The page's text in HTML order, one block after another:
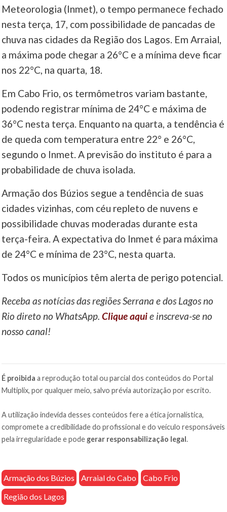
Meteorologia (Inmet), o tempo permanece fechado
nesta terça, 17, com possibilidade de pancadas de
chuva nas cidades da Região dos Lagos. Em Arraial,
a máxima pode chegar a 26°C e a mínima deve ficar
nos 22°C, na quarta, 18.
Em Cabo Frio, os termômetros variam bastante,
podendo registrar mínima de 24°C e máxima de
36°C nesta terça. Enquanto na quarta, a tendência é
de queda com temperatura entre 22° e 26°C,
segundo o Inmet. A previsão do instituto é para a
probabilidade de chuva isolada.
Armação dos Búzios segue a tendência de suas
cidades vizinhas, com céu repleto de nuvens e
possibilidade chuvas moderadas durante esta
terça-feira. A expectativa do Inmet é para máxima
de 24°C e mínima de 23°C, nesta quarta.
Todos os municípios têm alerta de perigo potencial.
Receba as notícias das regiões Serrana e dos Lagos no
Rio direto no WhatsApp.Clique aquie inscreva-se no
nosso canal!
É proibida a reprodução total ou parcial dos conteúdos do Portal
Multiplix, por qualquer meio, salvo prévia autorização por escrito.
A utilização indevida desses conteúdos fere a ética jornalística,
compromete a credibilidade do profissional e do veículo responsáveis
pela irregularidade e pode gerar responsabilização legal.
Armação dos Búzios Arraial do Cabo
Cabo Frio
Região dos Lagos